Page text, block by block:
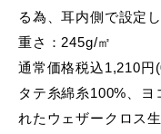
る為、耳内側で設定
重さ：245g/㎡
通常価格税込1,210円
タテ糸綿糸100%、
れたウェザークロス